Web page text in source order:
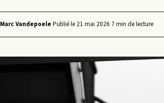
Marc Vandepoele·Publié le 21 mai 2026·7 min de lecture